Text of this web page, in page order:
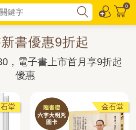
0
書優惠9折起
，電子書上市首月享9折起
優惠
堂 金石堂